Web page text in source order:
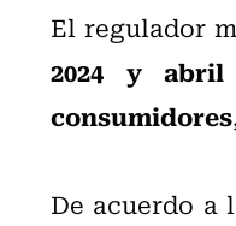
El regulador
2024 y abril
consumidores
De acuerdo a